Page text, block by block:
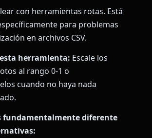
con herramientas rotas. Está
para problemas
en archivos CSV.
herramienta: Escale los
al rango 0-1 o
cuando no haya nada
fundamentalmente diferente